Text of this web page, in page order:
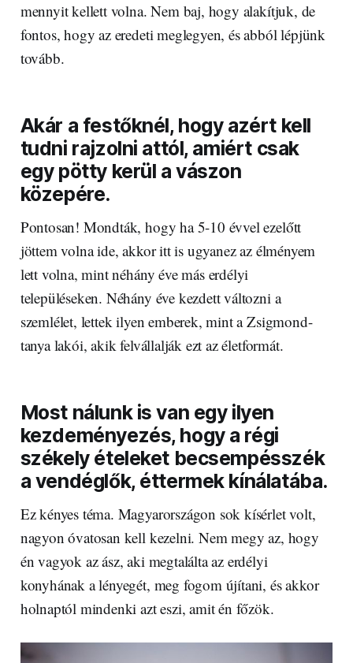
mennyit kellett volna. Nem baj, hogy alakítjuk, de
fontos, hogy az eredeti meglegyen, és abból lépjünk
tovább.
Akár a festőknél, hogy azért kell
tudni rajzolni attól, amiért csak
egy pötty kerül a vászon
közepére.
Pontosan! Mondták, hogy ha 5-10 évvel ezelőtt
jöttem volna ide, akkor itt is ugyanez az élményem
lett volna, mint néhány éve más erdélyi
településeken. Néhány éve kezdett változni a
szemlélet, lettek ilyen emberek, mint a Zsigmond-
tanya lakói, akik felvállalják ezt az életformát.
Most nálunk is van egy ilyen
kezdeményezés, hogy a régi
székely ételeket becsempésszék
a vendéglők, éttermek kínálatába.
Ez kényes téma. Magyarországon sok kísérlet volt,
nagyon óvatosan kell kezelni. Nem megy az, hogy
én vagyok az ász, aki megtalálta az erdélyi
konyhának a lényegét, meg fogom újítani, és akkor
holnaptól mindenki azt eszi, amit én főzök.